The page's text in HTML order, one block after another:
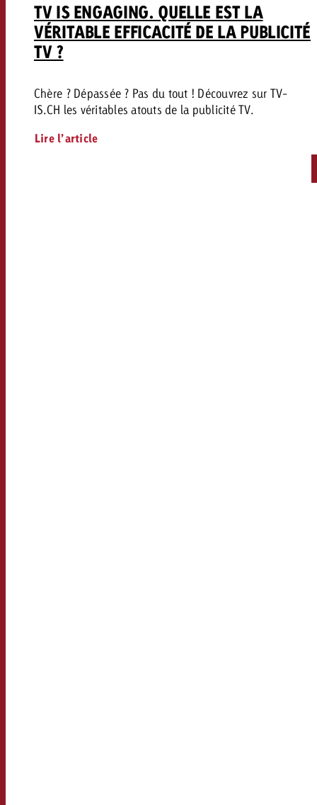
TV IS ENGAGING. QUELLE EST LA
VÉRITABLE EFFICACITÉ DE LA PUBLICITÉ
TV ?
Chère ? Dépassée ? Pas du tout ! Découvrez sur TV-
IS.CH les véritables atouts de la publicité TV.
Lire l’article